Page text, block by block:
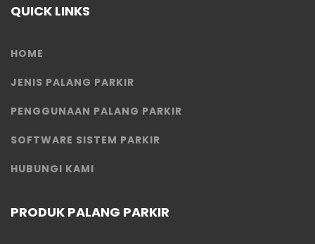
QUICK LINKS
HOME
JENIS PALANG PARKIR
PENGGUNAAN PALANG PARKIR
SOFTWARE SISTEM PARKIR
HUBUNGI KAMI
PRODUK PALANG PARKIR